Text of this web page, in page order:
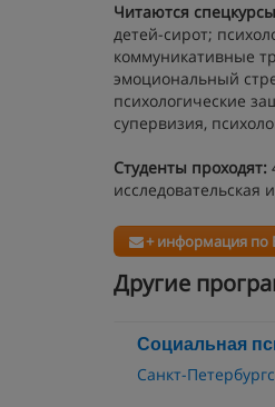
Читаются спецкурсы
детей-сирот;
коммуникативные
эмоциональный
психологические
супервизия,
Студенты проходят:
+ информация по
Другие
Социальная
Санкт-